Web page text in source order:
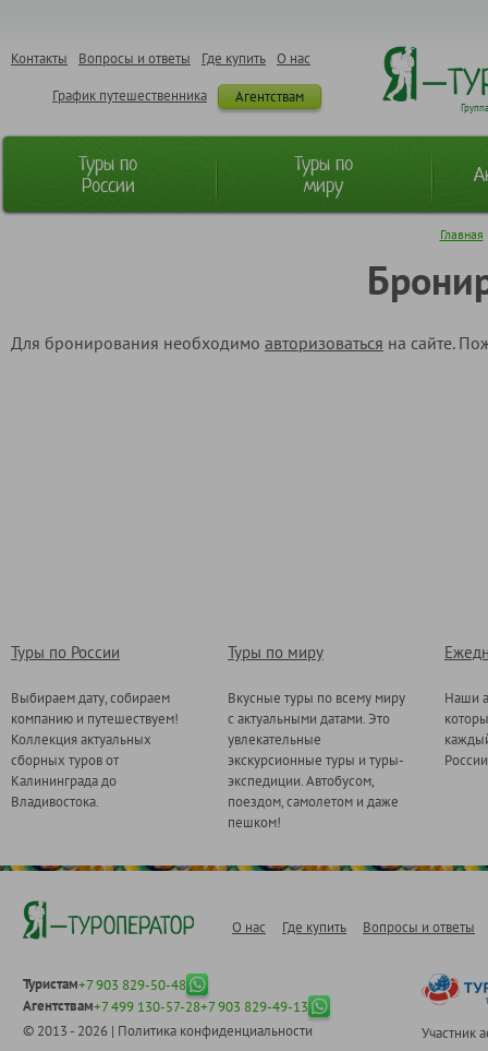
О нас
Где купить
Вопросы и ответы
Контакты
Агентствам
График путешественника
Туры по
России
Туры по
миру
Главная
Для бронирования необходимо авторизоваться на сайте.
Туры по России
Выбираем дату, собираем
компанию и путешествуем!
Коллекция актуальных
сборных туров от
Калининграда до
Владивостока.
Туры по миру
Вкусные туры по всему миру
с актуальными датами. Это
увлекательные
экскурсионные туры и туры-
экспедиции. Автобусом,
поездом, самолетом и даже
пешком!
Наши
О нас Где купить Вопросы и ответы
Туристам+7 903 829-50-48
Агентствам+7 499 130-57-28+7 903 829-49-13
© 2013 - 2026 | Политика конфиденциальности Участник